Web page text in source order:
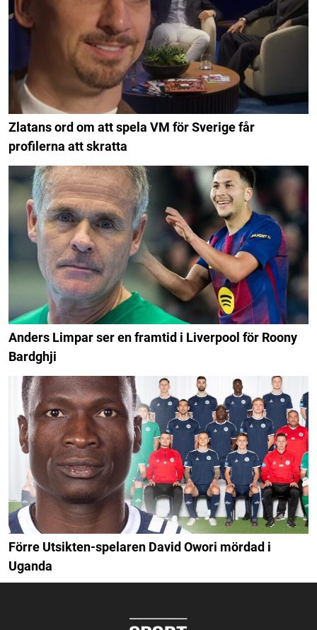
Zlatans ord om att spela VM för Sverige får
profilerna att skratta
Anders Limpar ser en framtid i Liverpool för Roony
Bardghji
Förre Utsikten-spelaren David Owori mördad i
Uganda